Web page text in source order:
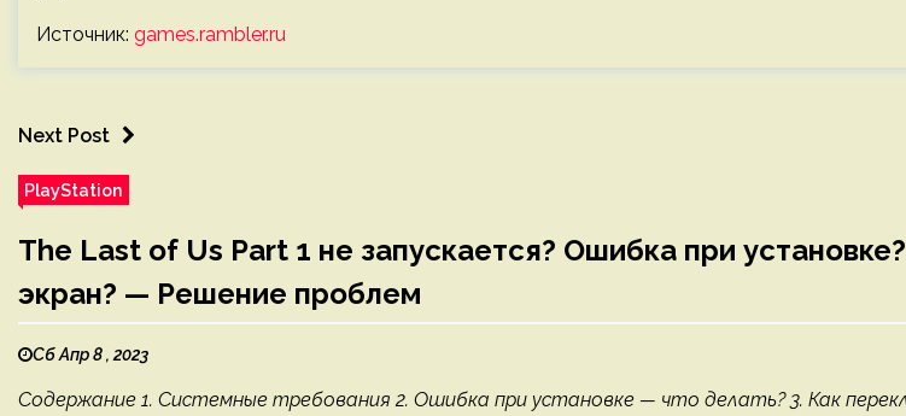
Источник: games.rambler.ru
Next Post
PlayStation
The Last of Us Part 1 не запускается? Ошибка при
экран? — Решение проблем
Сб Апр 8 , 2023
Содержание 1. Системные требования 2. Ошибка при установке — что делать? 3. Как